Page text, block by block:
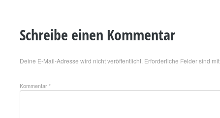
Schreibe einen Kommentar
Deine E-Mail-Adresse wird nicht veröffentlicht. Erforderliche Felder sind mit
Kommentar*